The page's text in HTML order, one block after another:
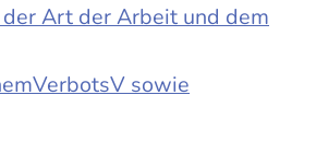
Art der Arbeit und dem
sowie